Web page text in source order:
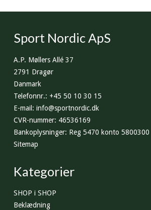
Sport Nordic ApS
A.P. Møllers Allé 37
2791 Dragør
Danmark
Telefonnr.: +45 50 10 30 15
E-mail : info@sportnordic.dk
CVR-nummer: 46536169
Bankoplysninger: Reg 5470 konto 5800300
Sitemap
Kategorier
SHOP i SHOP
Beklædning